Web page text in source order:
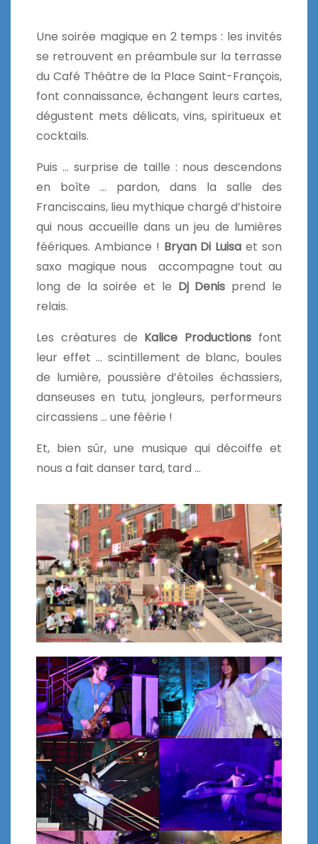
Une soirée magique en 2 temps : les invités
se retrouvent en préambule sur la terrasse
du Café Théâtre de la Place Saint-François,
font connaissance, échangent leurs cartes,
dégustent mets délicats, vins, spiritueux et
cocktails.
Puis … surprise de taille : nous descendons
en boîte … pardon, dans la salle des
Franciscains, lieu mythique chargé d’histoire
qui nous accueille dans un jeu de lumières
féériques. Ambiance ! Bryan Di Luisaet son
saxo magique nous accompagne tout au
long de la soirée et le Dj Denis prend le
relais.
Les créatures de Kalice Productions font
leur effet … scintillement de blanc, boules
de lumière, poussière d’étoiles échassiers,
danseuses en tutu, jongleurs, performeurs
circassiens … une féérie !
Et, bien sûr, une musique qui décoiffe et
nous a fait danser tard, tard …